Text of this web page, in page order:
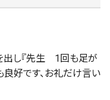
出し『先生 1回も足が
好です、お礼だけ言い